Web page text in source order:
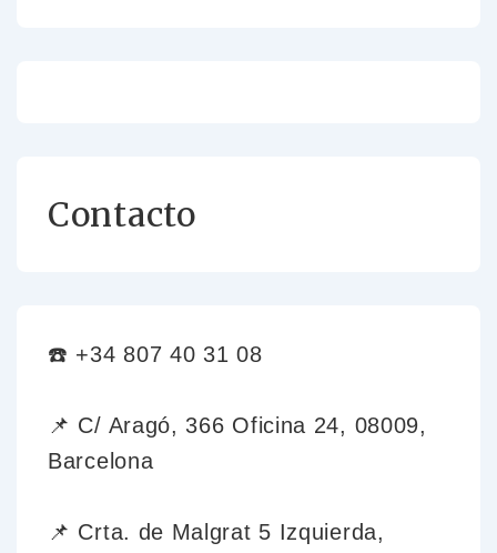
Contacto
☎️ +34 807 40 31 08
📌 C/ Aragó, 366 Oficina 24, 08009,
Barcelona
📌 Crta. de Malgrat 5 Izquierda,